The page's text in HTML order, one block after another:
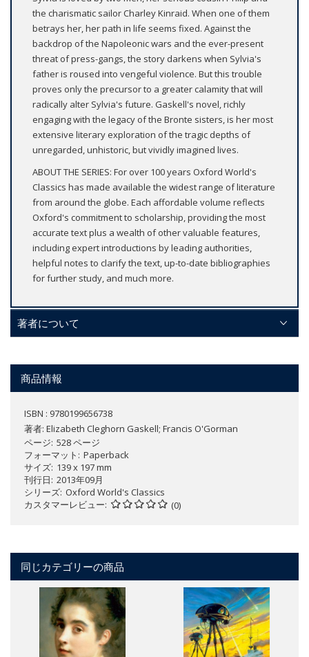
the charismatic sailor Charley Kinraid. When one of them
betrays her, her path in life seems fixed. Against the
backdrop of the Napoleonic wars and the ever-present
threat of press-gangs, the story darkens when Sylvia's
father is roused into vengeful violence. But this trouble
proves only the precursor to a greater calamity that will
radically alter Sylvia's future. Gaskell's novel, richly
engaging with the legacy of the Bronte sisters, is her most
extensive literary exploration of the tragic depths of
unregarded, unhistoric, but vividly imagined lives.
ABOUT THE SERIES: For over 100 years Oxford World's
Classics has made available the widest range of literature
from around the globe. Each affordable volume reflects
Oxford's commitment to scholarship, providing the most
accurate text plus a wealth of other valuable features,
including expert introductions by leading authorities,
helpful notes to clarify the text, up-to-date bibliographies
for further study, and much more.
著者について
商品情報
ISBN : 9780199656738
著者: Elizabeth Cleghorn Gaskell; Francis O'Gorman
ページ 528 ページ
フォーマット
Paperback
サイズ 139 x 197 mm
刊行日 2013年09月
シリーズ Oxford World's Classics
カスタマーレビュー
(0)
同じカテゴリーの商品